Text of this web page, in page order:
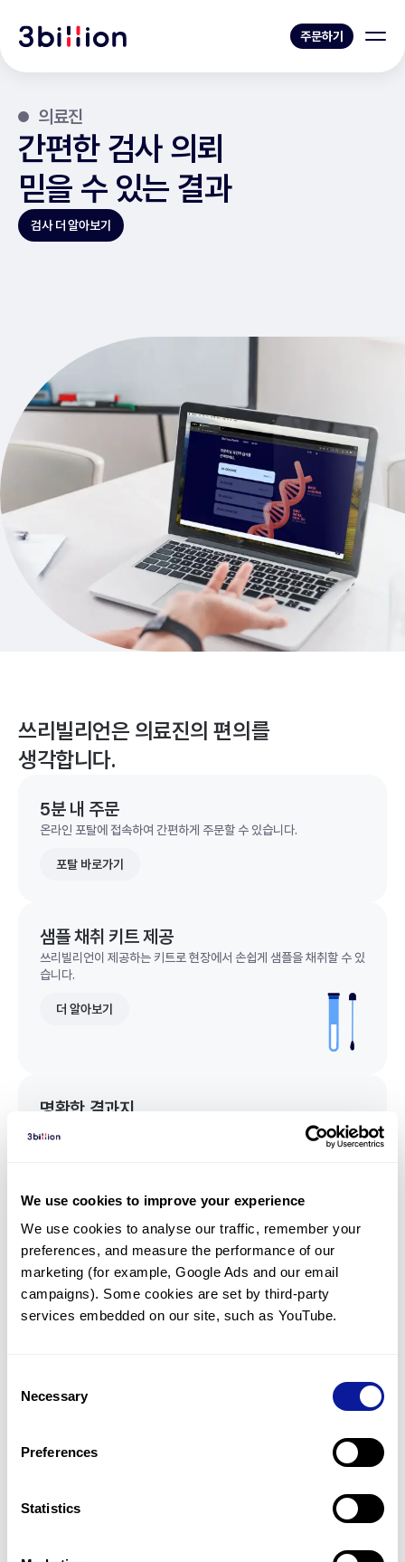
We use cookies to improve your experience
We use cookies to analyse our traffic, remember your
preferences, and measure the performance of our
marketing (for example, Google Ads and our email
campaigns). Some cookies are set by third-party
services embedded on our site, such as YouTube.
Selection
Necessary
Preferences
Statistics
주문하기
의료진
간편한 검사 의뢰
믿을 수 있는 결과
검사 더 알아보기
쓰리빌리언은 의료진의 편의를
생각합니다.
5분 내 주문
온라인 포탈에 접속하여 간편하게 주문할 수 있습니다.
포탈 바로가기
샘플 채취 키트 제공
쓰리빌리언이 제공하는 키트로 현장에서 손쉽게 샘플을 채취할 수 있
습니다.
더 알아보기
명확한 결과지
임상유전학팀과 소통
궁금한 점을 임상유전학팀과 직접 논의 할 수 있습니다.
문의하기
미진단된 경우에 재분석을 통해 후속 케어를 받을 수 있습니다.
최신 유전학 정보 제공
블로그와 뉴스레터를 통해 최신 유전학 정보를 제공해 드립니다.